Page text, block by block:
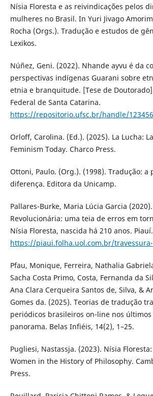
Nísia Floresta e as reivindicações pelos
mulheres no Brasil. In Yuri Jivago
Rocha (Orgs.). Tradução e estudos de
Lexikos.
Núñez, Geni. (2022). Nhande ayvu é da
perspectivas indígenas Guarani sobre
etnia e branquitude. [Tese de
Federal de Santa Catarina.
https://repositorio.ufsc.br/handle/
Orloff, Carolina. (Ed.). (2025). La Lucha:
Feminism Today. Charco Press.
Ottoni, Paulo. (Org.). (1998). Tradução: a
diferença. Editora da Unicamp.
Pallares-Burke, Maria Lúcia Garcia
Revolucionária: uma teia de erros em
Nísia Floresta, nascida há 210 anos. Piauí.
https://piaui.folha.uol.com.br/
Pfau, Monique, Ferreira, Nathalia
Sacha Costa Primo, Costa, Fernanda da
Ana Clara Cerqueira Santos de, Silva, &
Gomes da. (2025). Teorias de tradução
periódicos brasileiros on-line nos últimos
panorama. Belas Infiéis, 14(2), 1–25.
Pugliesi, Nastassja. (2023). Nísia
Women in the History of Philosophy.
Press.